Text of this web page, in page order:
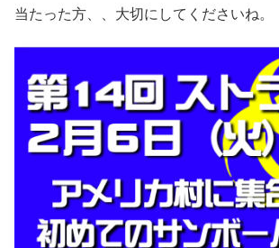
当たった方、、大切にしてくださいね。